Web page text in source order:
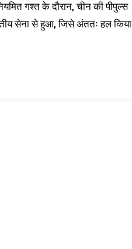
गश्त के दौरान, चीन की पीपुल्स
सेना से हुआ, जिसे अंततः हल किया